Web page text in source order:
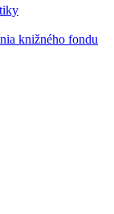
knižného fondu